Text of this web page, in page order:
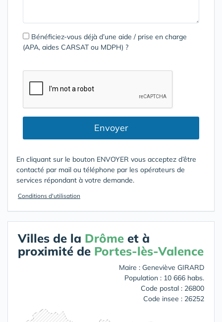
Bénéficiez-vous déjà d’une aide / prise en charge
(APA, aides CARSAT ou MDPH) ?
Envoyer
En cliquant sur le bouton ENVOYER vous acceptez d’être
contacté par mail ou téléphone par les opérateurs de
services répondant à votre demande.
Conditions d'utilisation
Villes de la Drôme et à
proximité de Portes-lès-Valence
Maire : Geneviève GIRARD
Population : 10 666 habs.
Code postal : 26800
Code insee : 26252